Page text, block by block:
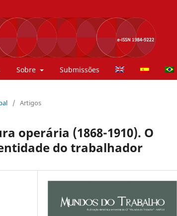
Sobre Submissões
/ Artigos
operária (1868-1910). O
do trabalhador